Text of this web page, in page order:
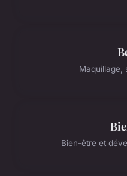
Maquillage,
Bien-être et